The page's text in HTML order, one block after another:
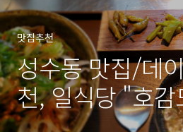
맛집추천
성수동 맛집/데
천, 일식당 "호